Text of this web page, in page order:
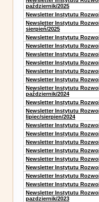
październik/2025
Newsletter Instytutu
Newsletter Instytutu
sierpień/2025
Newsletter Instytutu
Newsletter Instytutu
Newsletter Instytutu
Newsletter Instytutu
Newsletter Instytutu
Newsletter Instytutu
Newsletter Instytutu
październik/2024
Newsletter Instytutu
Newsletter Instytutu
lipiec/sierpien/2024
Newsletter Instytutu
Newsletter Instytutu
Newsletter Instytutu
Newsletter Instytutu
Newsletter Instytutu
Newsletter Instytutu
Newsletter Instytutu
Newsletter Instytutu
Newsletter Instytutu
pazdziernik/2023